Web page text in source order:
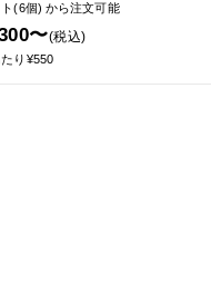
(6個) から注文可能
〜(税込)
り¥550